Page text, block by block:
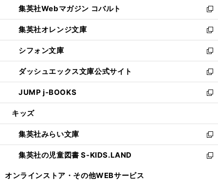
く
で
開
く
ド
ウ
で
開
く
ィ
ン
ド
ウ
で
開
く
集英社Webマガジン コバルト
新
し
い
ウ
ィ
ン
ド
ウ
で
開
集英社オレンジ文庫
新
し
い
ウ
ィ
ン
ド
ウ
開
く
シフォン文庫
新
し
い
ウ
ィ
ン
ウ
で
開
く
ダッシュエックス文庫公式サイト
新
し
い
ウ
ン
ド
ウ
で
JUMP j-BOOKS
新
し
ウ
ィ
ン
ド
キッズ
集英社みらい文庫
新
し
い
集英社の児童図書 S-KIDS.LAND
新
オンラインストア・ その他WEBサービス